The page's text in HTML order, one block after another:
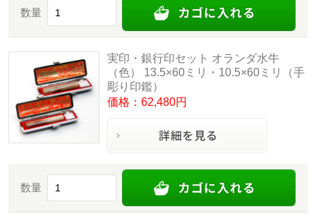
数量
実印・銀行印セット オランダ水牛
（色） 13.5×60ミリ・10.5×60ミリ（手
彫り印鑑）
価格：62,480円
数量